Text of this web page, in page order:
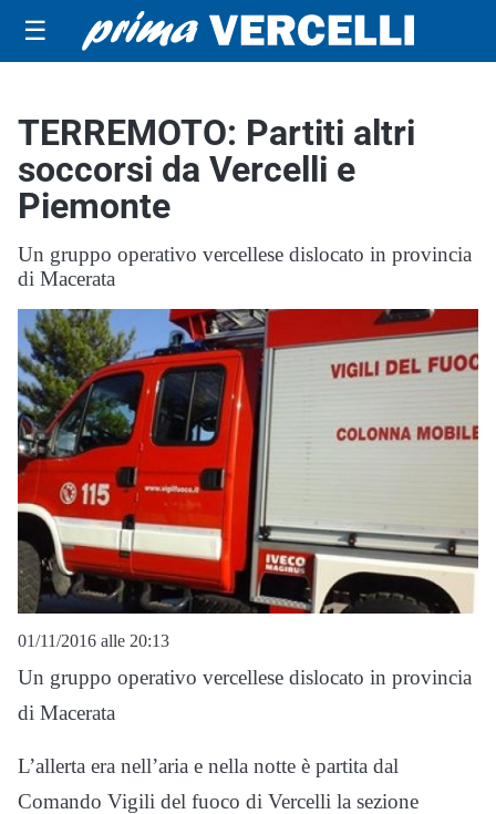
☰
TERREMOTO: Partiti altri
soccorsi da Vercelli e
Piemonte
Un gruppo operativo vercellese dislocato in provincia
di Macerata
01/11/2016 alle 20:13
Un gruppo operativo vercellese dislocato in provincia
di Macerata
L’allerta era nell’aria e nella notte è partita dal
Comando Vigili del fuoco di Vercelli la sezione